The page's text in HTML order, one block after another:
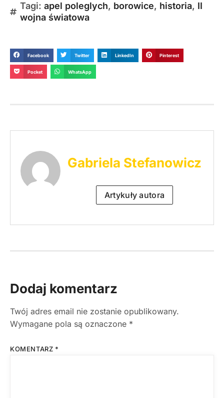
Tagi: apel poleglych, borowice, historia, II
wojna światowa
Facebook Twitter LinkedIn Pinterest
Pocket WhatsApp
Gabriela Stefanowicz
Artykuły autora
Dodaj komentarz
Twój adres email nie zostanie opublikowany.
Wymagane pola są oznaczone *
KOMENTARZ *